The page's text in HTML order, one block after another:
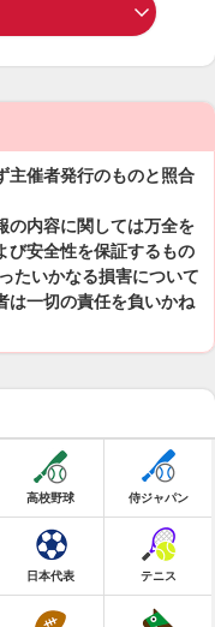
主催者発行のものと照合
の内容に関しては万全を
び安全性を保証するもの
たいかなる損害について
は一切の責任を負いかね
高校野球 侍ジャパン
日本代表 テニス